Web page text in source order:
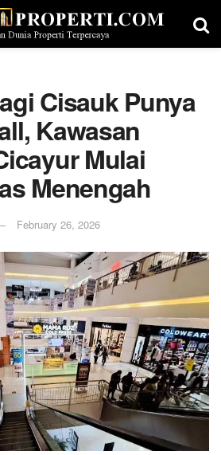
Cisauk Punya
Kawasan
Mulai
Menengah
February 26, 2026